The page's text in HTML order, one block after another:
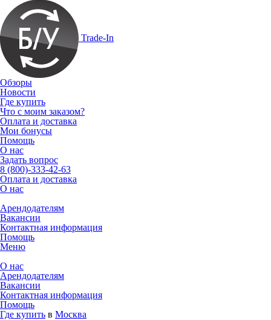
Trade-In
Обзоры
Новости
Где купить
Что с моим заказом?
Оплата и доставка
Мои бонусы
Помощь
О нас
Задать вопрос
8 (800)-333-42-63
Оплата и доставка
О нас
Арендодателям
Вакансии
Контактная информация
Помощь
Меню
О нас
Арендодателям
Вакансии
Контактная информация
Помощь
Где купить в Москва